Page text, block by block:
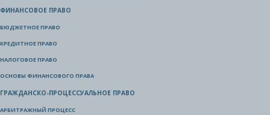
ФИНАНСОВОЕ ПРАВО
БЮДЖЕТНОЕ ПРАВО
КРЕДИТНОЕ ПРАВО
НАЛОГОВОЕ ПРАВО
ОСНОВЫ ФИНАНСОВОГО ПРАВА
ГРАЖДАНСКО-ПРОЦЕССУАЛЬНОЕ ПРАВО
АРБИТРАЖНЫЙ ПРОЦЕСС